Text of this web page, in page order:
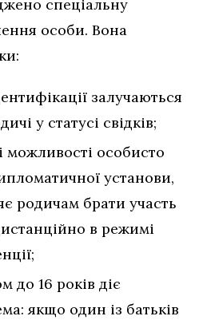
спеціальну
особи. Вона
залучаються
у статусі свідків;
можливості особисто
установи,
родичам брати участь
в режимі
до 16 років діє
якщо один із батьків